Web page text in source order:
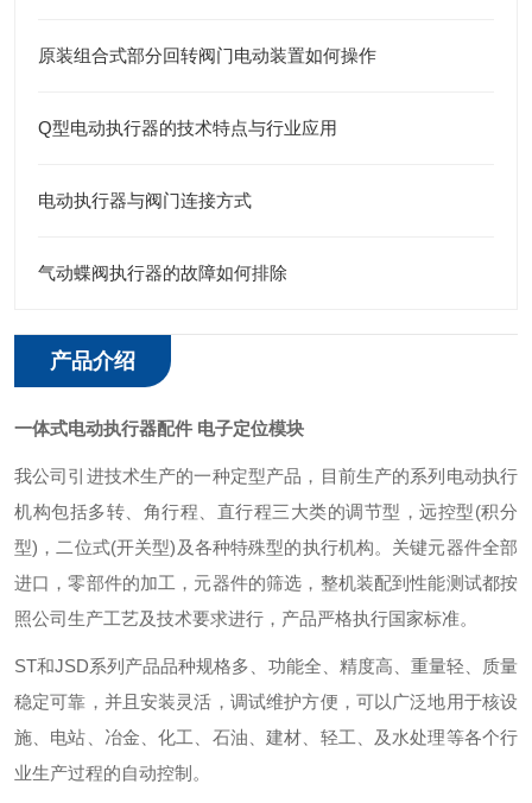
原装组合式部分回转阀门电动装置如何操作
Q型电动执行器的技术特点与行业应用
电动执行器与阀门连接方式
气动蝶阀执行器的故障如何排除
产品介绍
一体式电动执行器配件 电子定位模块
我公司引进技术生产的一种定型产品，目前生产的系列电动执行
机构包括多转、角行程、直行程三大类的调节型，远控型(积分
型) ，二位式(开关型) 及各种特殊型的执行机构。关键元器件全部
进口，零部件的加工，元器件的筛选，整机装配到性能测试都按
照公司生产工艺及技术要求进行，产品严格执行国家标准。
ST和JSD系列产品品种规格多、功能全、精度高、重量轻、质量
稳定可靠，并且安装灵活，调试维护方便，可以广泛地用于核设
施、电站、冶金、化工、石油、建材、轻工、及水处理等各个行
业生产过程的自动控制。